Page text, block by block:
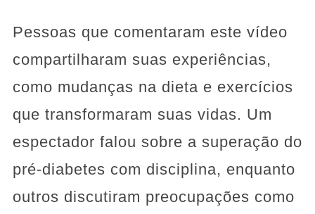
Pessoas que comentaram este vídeo
compartilharam suas experiências,
como mudanças na dieta e exercícios
que transformaram suas vidas. Um
espectador falou sobre a superação do
pré-diabetes com disciplina, enquanto
outros discutiram preocupações como